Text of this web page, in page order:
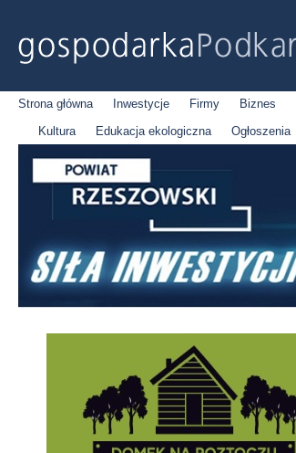
Strona główna Inwestycje Firmy Biznes
Kultura
Edukacja ekologiczna Ogłoszenia